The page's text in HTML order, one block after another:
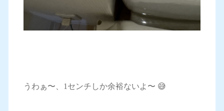
うわぁ〜、1センチしか余裕ないよ〜 😅